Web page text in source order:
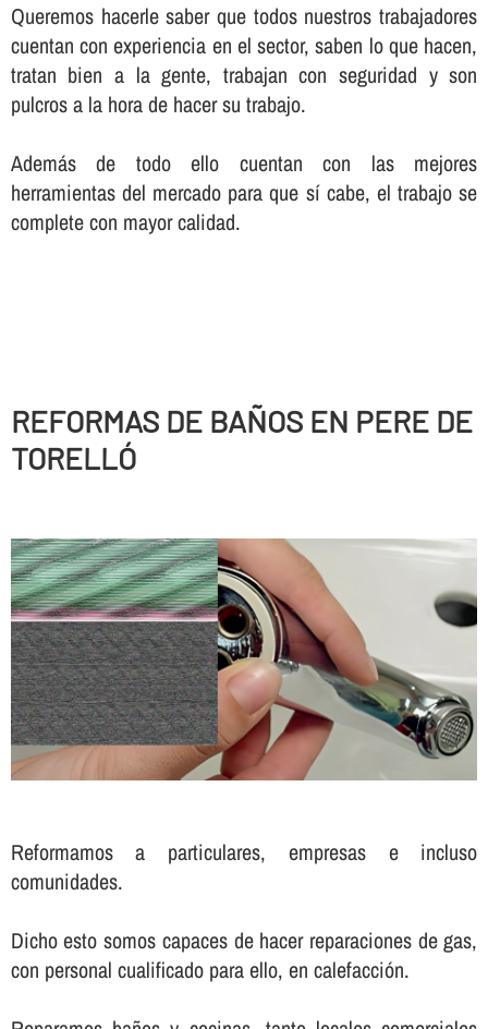
Queremos hacerle saber que todos nuestros trabajadores
cuentan con experiencia en el sector, saben lo que hacen,
tratan bien a la gente, trabajan con seguridad y son
pulcros a la hora de hacer su trabajo.
Además de todo ello cuentan con las mejores
herramientas del mercado para que sí­ cabe, el trabajo se
complete con mayor calidad.
REFORMAS DE BAÑOS EN PERE DE
TORELLÓ
Reformamos a particulares, empresas e incluso
comunidades.
Dicho esto somos capaces de hacer reparaciones de gas,
con personal cualificado para ello, en calefacción.